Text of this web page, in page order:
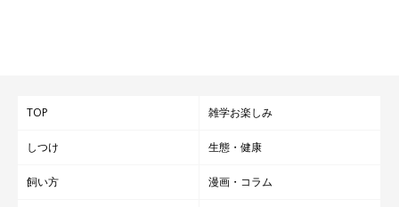
TOP 雑学お楽しみ
しつけ 生態・健康
飼い方 漫画・コラム